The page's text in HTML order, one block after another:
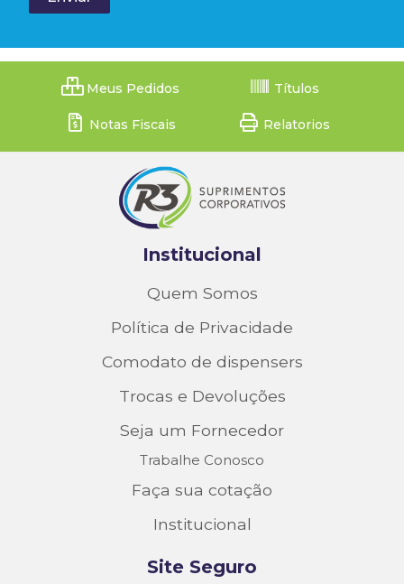
Meus Pedidos Títulos
Notas Fiscais Relatorios
Institucional
Quem Somos
Política de Privacidade
Comodato de dispensers
Trocas e Devoluções
Seja um Fornecedor
Trabalhe Conosco
Faça sua cotação
Institucional
Site Seguro